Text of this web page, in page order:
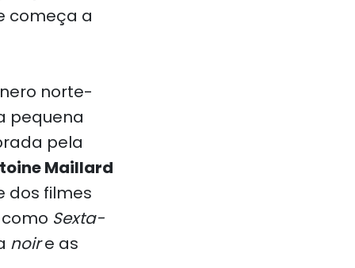
começa a
norte-
pequena
pela
Maillard
dos filmes
Sexta-
noire as